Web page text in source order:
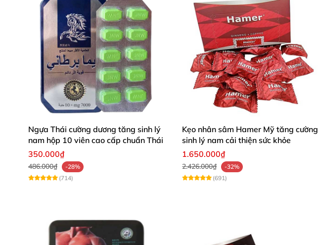
Ngựa Thái cường dương tăng sinh lý
nam hộp 10 viên cao cấp chuẩn Thái
350.000₫
486.000₫
-28%
(714)
Kẹo nhân sâm Hamer Mỹ tăng cường
sinh lý nam cải thiện sức khỏe
1.650.000₫
2.426.000₫
-32%
(691)